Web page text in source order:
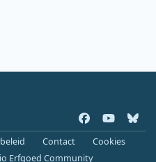
a
c
o
u
b
l
u
Contact
Cookies
Erfgoed Community